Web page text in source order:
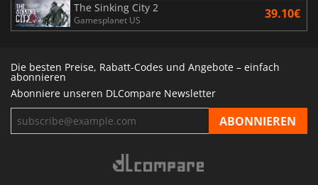
The Sinking City 2
Gamesplanet US 39.10€
Die besten Preise, Rabatt-Codes und Angebote – einfach
abonnieren
Abonniere unseren DLCompare Newsletter